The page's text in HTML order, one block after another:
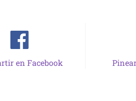
en Facebook